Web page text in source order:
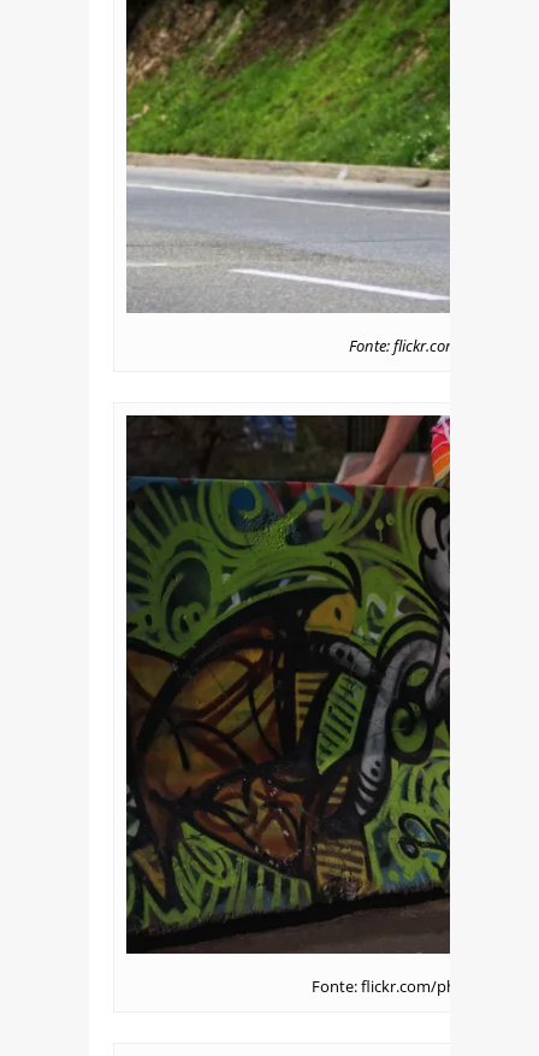
Fonte: flickr.com/photos/
Fonte: flickr.com/photos/